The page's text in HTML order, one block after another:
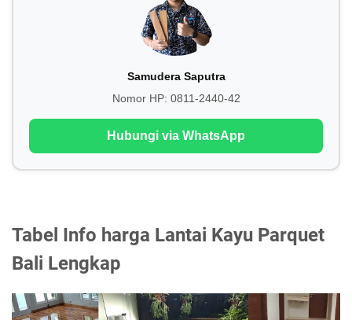
Samudera Saputra
Nomor HP: 0811-2440-42
Hubungi via WhatsApp
Tabel Info harga Lantai Kayu Parquet
Bali Lengkap